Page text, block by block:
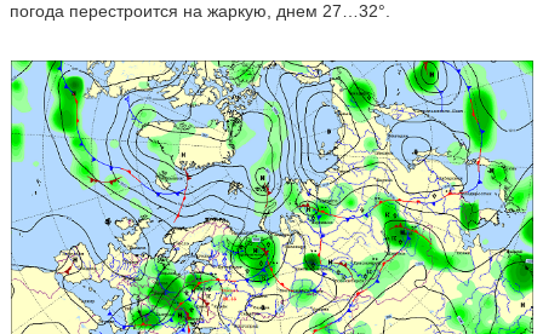
погода перестроится на жаркую, днем 27…32°.